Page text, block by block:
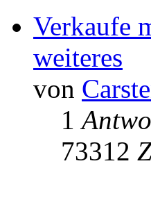
Verkaufe
weiteres
von
1
73312